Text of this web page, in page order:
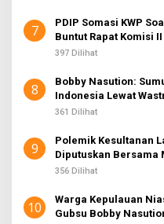
7
PDIP Somasi KWP
Buntut Rapat Komisi
397 Dilihat
8
Bobby Nasution:
Indonesia Lewat
361 Dilihat
9
Polemik Kesultanan
Diputuskan Bersama
356 Dilihat
10
Warga Kepulauan
Gubsu Bobby